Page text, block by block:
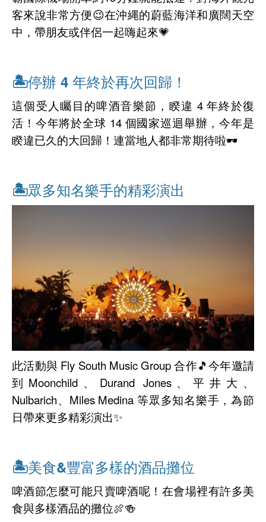
客來說非常方便😉在沖縄的蔚藍海洋和廣闊天空
中，帶朋友或伴侶一起嗨起來💗
🏝停辦 4 年終於再次回歸！
這個受人矚目的啤酒音樂節，睽違 4 年終於復
活！今年將於全球 14 個國家巡迴舉辦，今年是
睽違已久的大回歸！連當地人都非常期待啦🕶
🏝眾多知名樂手的精彩演出
此活動與 Fly South Music Group 合作🎵今年邀請
到Moonchild、Durand Jones、平井大、
Nulbarich、Miles Medina 等眾多知名樂手，為節
日帶來更多精彩演出✨
🏝美食&豐富多樣的酒品攤位
啤酒節怎麼可能只賣啤酒呢！在會場裡有許多美
食與多樣酒品的攤位🍖🍻